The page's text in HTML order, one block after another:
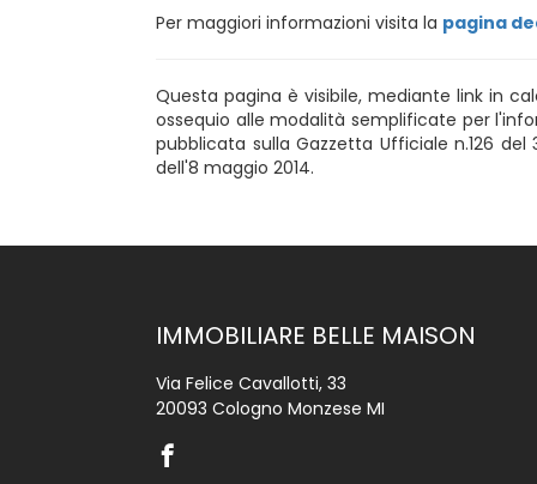
Per maggiori informazioni visita la pagina
Questa pagina è visibile, mediante link in
ossequio alle modalità semplificate per
pubblicata sulla Gazzetta Ufficiale n.126
dell'8 maggio 2014.
IMMOBILIARE BELLE MAISON
Via Felice Cavallotti, 33
20093 Cologno Monzese MI